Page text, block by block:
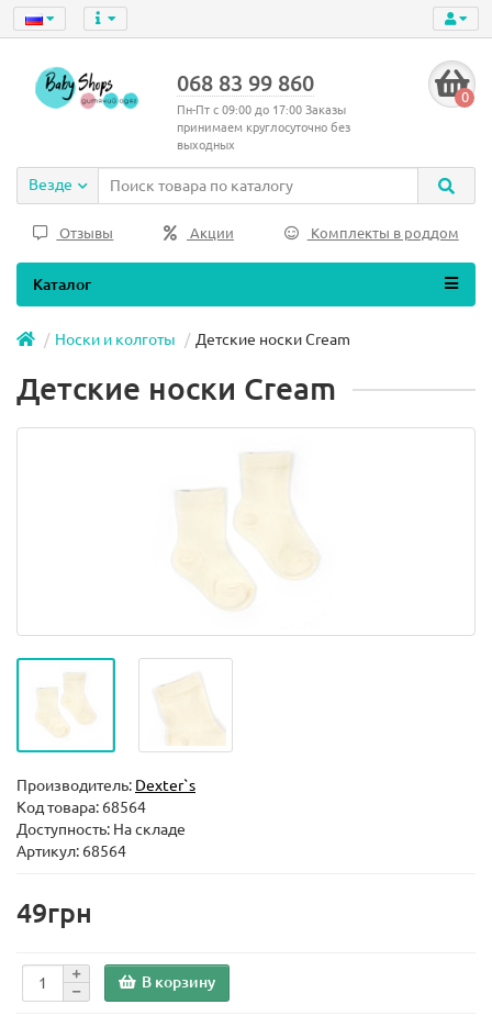
068 83 99 860
Пн-Пт с 09:00 до 17:00 Заказы
принимаем круглосуточно без
выходных
0
Везде
Отзывы Акции Комплекты в роддом
Каталог
Носки и колготы Детские носки Cream
Детские носки Cream
Производитель: Dexter`s
Код товара: 68564
Доступность: На складе
Артикул: 68564
49грн
В корзину